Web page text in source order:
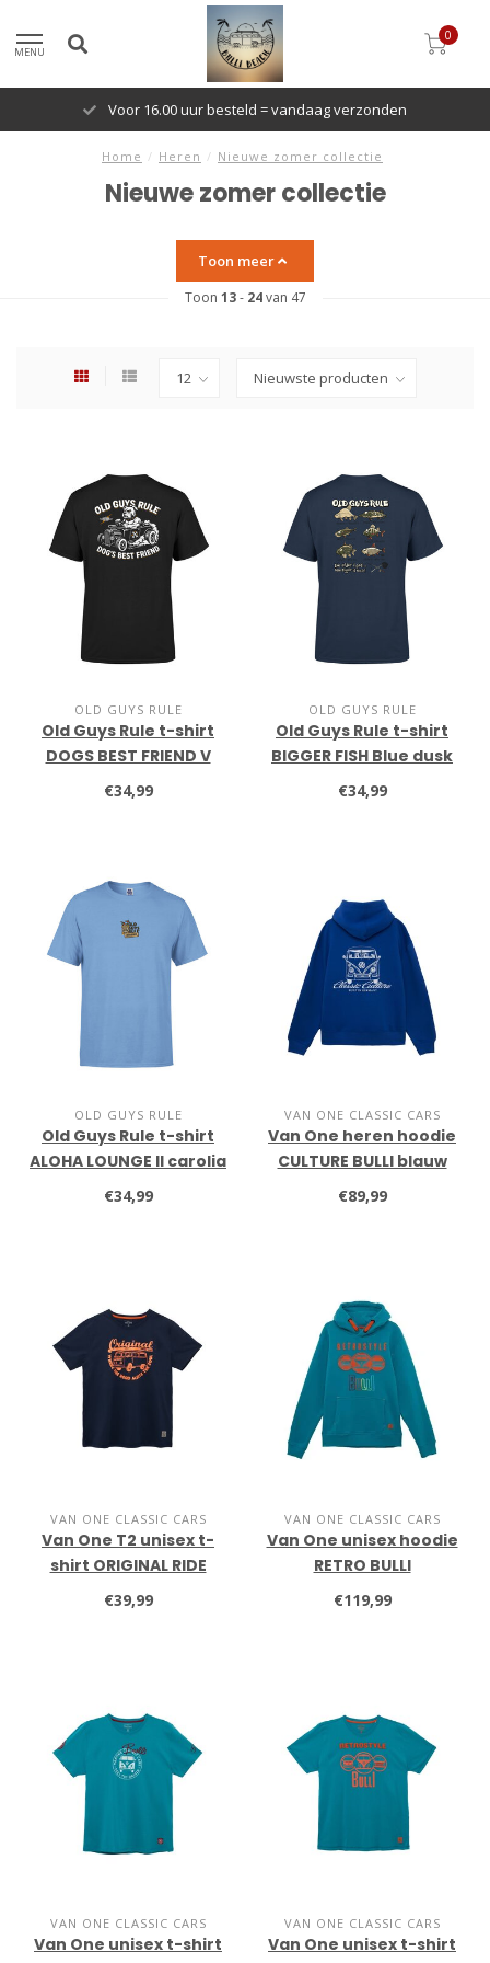
MENU
0
Voor 16.00 uur besteld = vandaag verzonden
Home / Heren / Nieuwe zomer collectie
Nieuwe zomer collectie
Toon meer
Toon 13- 24van 47
OLD GUYS RULE
Old Guys Rule t-shirt
DOGS BEST FRIEND V
black
€34,99
OLD GUYS RULE
Old Guys Rule t-shirt
BIGGER FISH Blue dusk
€34,99
OLD GUYS RULE
Old Guys Rule t-shirt
ALOHA LOUNGE II carolia
blue
€34,99
VAN ONE CLASSIC CARS
Van One heren hoodie
CULTURE BULLI blauw
€89,99
VAN ONE CLASSIC CARS
Van One T2 unisex t-
shirt ORIGINAL RIDE
€39,99
VAN ONE CLASSIC CARS
Van One unisex hoodie
RETRO BULLI
€119,99
VAN ONE CLASSIC CARS
Van One unisex t-shirt
VAN ONE CLASSIC CARS
Van One unisex t-shirt